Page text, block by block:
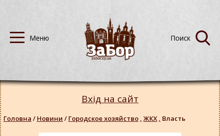
Вхід на сайт
Головна / Новини / Городское хозяйство , ЖКХ , Власть